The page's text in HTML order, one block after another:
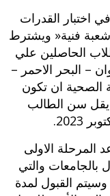
النجاح في اختبار القدرات
كذلك الفنون الجميلة والتربية النوعية‮ »‬شعبة فنية‮« ‬ويشترط
الحاصلين علي
الثانوية العامة من‮ »‬سوهاج‮ – ‬قنا‮ – ‬اسوان‮ – ‬البحر الاحمر‮ –
الفنية الصحية ان تكون
يقل سن الطالب
المرحلة الاولى
بالجامعات والتي